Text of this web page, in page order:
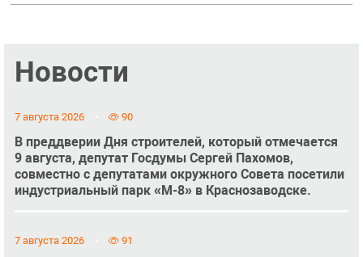
Новости
7 августа 2026 90
В преддверии Дня строителей, который отмечается
9 августа, депутат Госдумы Сергей Пахомов,
совместно с депутатами окружного Совета посетили
индустриальный парк «М-8» в Краснозаводске.
7 августа 2026 91